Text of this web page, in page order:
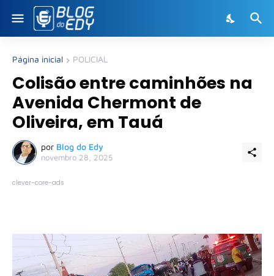
Página inicial POLICIAL
Colisão entre caminhões na
Avenida Chermont de
Oliveira, em Tauá
por Blog do Edy
novembro 28, 2025
clever-core-ads